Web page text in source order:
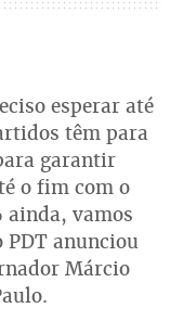
esperar até
têm para
garantir
o fim com o
ainda, vamos
anunciou
Márcio